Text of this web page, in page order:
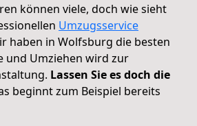
können viele, doch wie sieht
Umzugsservice
haben in Wolfsburg die besten
und Umziehen wird zur
Lassen Sie es doch die
beginnt zum Beispiel bereits